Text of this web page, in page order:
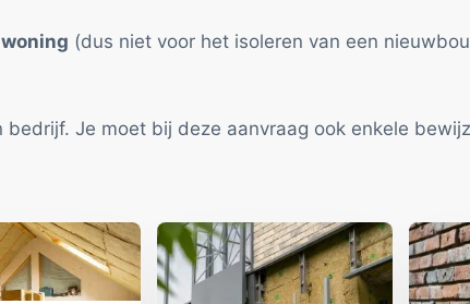
(dus niet voor het isoleren van een
Je moet bij deze aanvraag ook enkele